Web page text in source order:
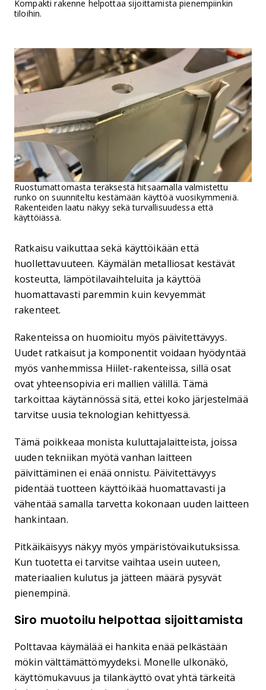
Kompakti rakenne helpottaa sijoittamista pienempiinkin
tiloihin.
Ruostumattomasta teräksestä hitsaamalla valmistettu
runko on suunniteltu kestämään käyttöä vuosikymmeniä.
Rakenteiden laatu näkyy sekä turvallisuudessa että
käyttöiässä.
Ratkaisu vaikuttaa sekä käyttöikään että
huollettavuuteen. Käymälän metalliosat kestävät
kosteutta, lämpötilavaihteluita ja käyttöä
huomattavasti paremmin kuin kevyemmät
rakenteet.
Rakenteissa on huomioitu myös päivitettävyys.
Uudet ratkaisut ja komponentit voidaan hyödyntää
myös vanhemmissa Hiilet-rakenteissa, sillä osat
ovat yhteensopivia eri mallien välillä. Tämä
tarkoittaa käytännössä sitä, ettei koko järjestelmää
tarvitse uusia teknologian kehittyessä.
Tämä poikkeaa monista kuluttajalaitteista, joissa
uuden tekniikan myötä vanhan laitteen
päivittäminen ei enää onnistu. Päivitettävyys
pidentää tuotteen käyttöikää huomattavasti ja
vähentää samalla tarvetta kokonaan uuden laitteen
hankintaan.
Pitkäikäisyys näkyy myös ympäristövaikutuksissa.
Kun tuotetta ei tarvitse vaihtaa usein uuteen,
materiaalien kulutus ja jätteen määrä pysyvät
pienempinä.
Siro muotoilu helpottaa sijoittamista
Polttavaa käymälää ei hankita enää pelkästään
mökin välttämättömyydeksi. Monelle ulkonäkö,
käyttömukavuus ja tilankäyttö ovat yhtä tärkeitä